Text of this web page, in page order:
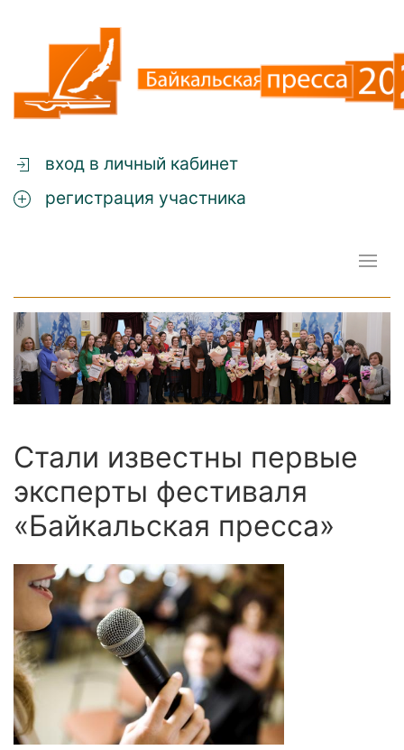
вход в личный кабинет
регистрация участника
Стали известны первые
эксперты фестиваля
«Байкальская пресса»